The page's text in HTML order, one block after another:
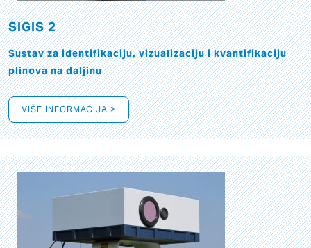
SIGIS 2
Sustav za identifikaciju, vizualizaciju i kvantifikaciju
plinova na daljinu
VIŠE INFORMACIJA >